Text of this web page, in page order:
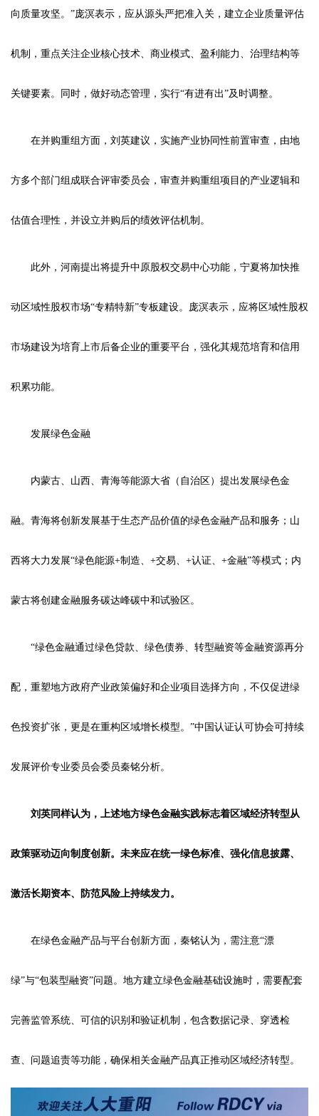
向质量攻坚。”庞溟表示，应从源头严把准入关，建立企业质量评估
机制，重点关注企业核心技术、商业模式、盈利能力、治理结构等
关键要素。同时，做好动态管理，实行“有进有出”及时调整。
在并购重组方面，刘英建议，实施产业协同性前置审查，由地
方多个部门组成联合评审委员会，审查并购重组项目的产业逻辑和
估值合理性，并设立并购后的绩效评估机制。
此外，河南提出将提升中原股权交易中心功能，宁夏将加快推
动区域性股权市场“专精特新”专板建设。庞溟表示，应将区域性股权
市场建设为培育上市后备企业的重要平台，强化其规范培育和信用
积累功能。
发展绿色金融
内蒙古、山西、青海等能源大省（自治区）提出发展绿色金
融。青海将创新发展基于生态产品价值的绿色金融产品和服务；山
西将大力发展“绿色能源+制造、+交易、+认证、+金融”等模式；内
蒙古将创建金融服务碳达峰碳中和试验区。
“绿色金融通过绿色贷款、绿色债券、转型融资等金融资源再分
配，重塑地方政府产业政策偏好和企业项目选择方向，不仅促进绿
色投资扩张，更是在重构区域增长模型。”中国认证认可协会可持续
发展评价专业委员会委员秦铭分析。
刘英同样认为，上述地方绿色金融实践标志着区域经济转型从
政策驱动迈向制度创新。未来应在统一绿色标准、强化信息披露、
激活长期资本、防范风险上持续发力。
在绿色金融产品与平台创新方面，秦铭认为，需注意“漂
绿”与“包装型融资”问题。地方建立绿色金融基础设施时，需要配套
完善监管系统、可信的识别和验证机制，包含数据记录、穿透检
查、问题追责等功能，确保相关金融产品真正推动区域经济转型。